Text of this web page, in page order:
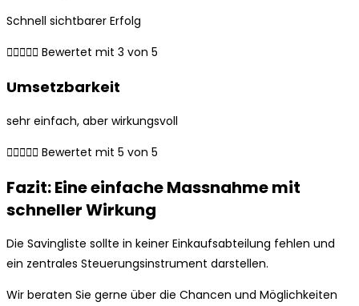
Schnell sichtbarer Erfolg
 Bewertet mit 3 von 5
Umsetzbarkeit
sehr einfach, aber wirkungsvoll
 Bewertet mit 5 von 5
Fazit: Eine einfache Massnahme mit
schneller Wirkung
Die Savingliste sollte in keiner Einkaufsabteilung fehlen und
ein zentrales Steuerungsinstrument darstellen.
Wir beraten Sie gerne über die Chancen und Möglichkeiten